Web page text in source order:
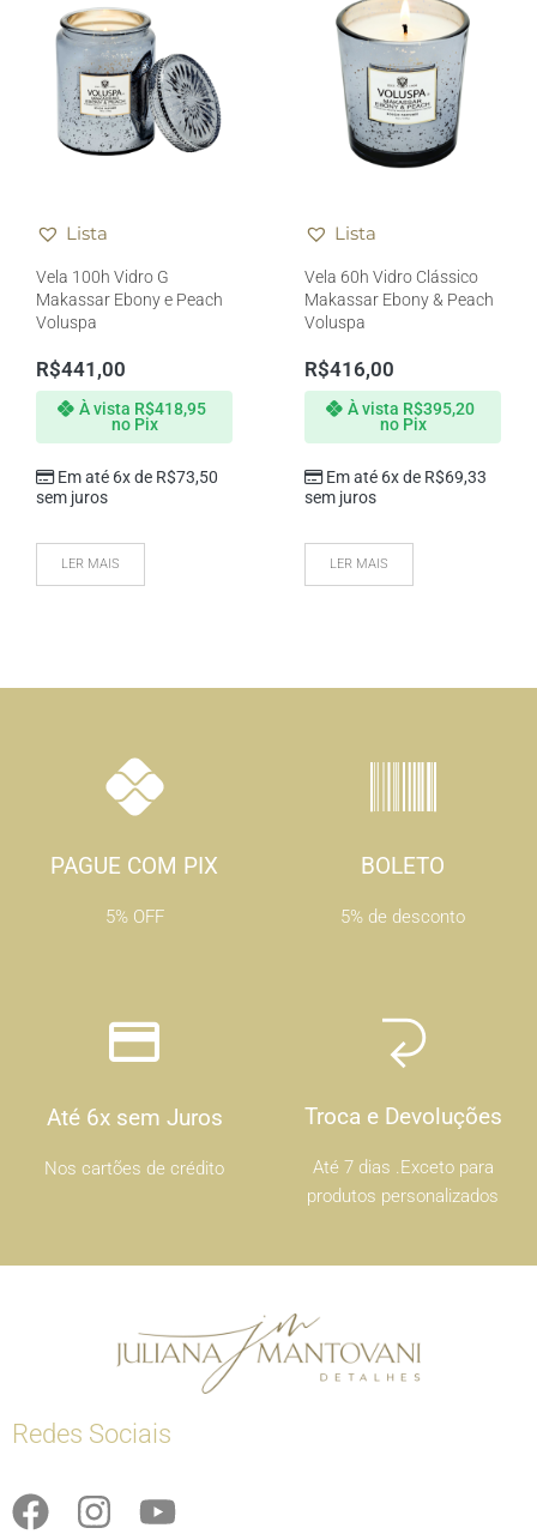
Lista
Vela 100h Vidro G
Makassar Ebony e Peach
Voluspa
R$441,00
Em até 6x de R$73,50
sem juros
À vista R$418,95
no Pix
LER MAIS
Lista
Vela 60h Vidro Clássico
Makassar Ebony & Peach
Voluspa
R$416,00
Em até 6x de R$69,33
sem juros
À vista R$395,20
no Pix
LER MAIS
PAGUE COM PIX
5% OFF
BOLETO
5% de desconto
Até 6x sem Juros
Nos cartões de crédito
Troca e Devoluções
Até 7 dias .Exceto para
produtos personalizados
Redes Sociais
F
I
Y